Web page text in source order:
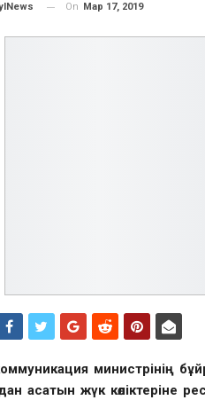
On Мар 17, 2019
министрінің
асатын жүк